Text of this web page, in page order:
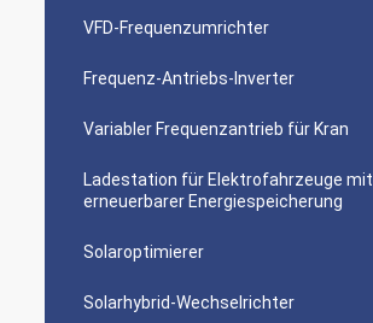
VFD-Frequenzumrichter
Frequenz-Antriebs-Inverter
Variabler Frequenzantrieb für Kran
Ladestation für Elektrofahrzeuge mit
erneuerbarer Energiespeicherung
Solaroptimierer
Solarhybrid-Wechselrichter